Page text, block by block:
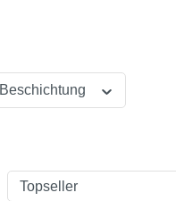
Beschichtung